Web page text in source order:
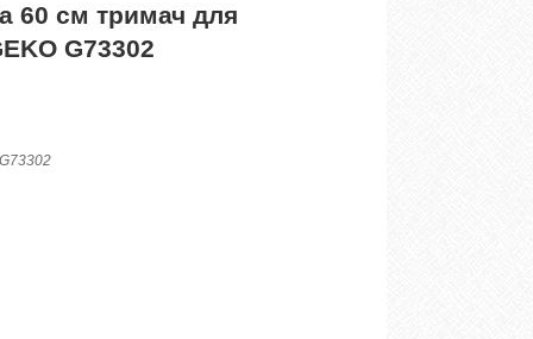
60 см тримач для
G73302
G73302